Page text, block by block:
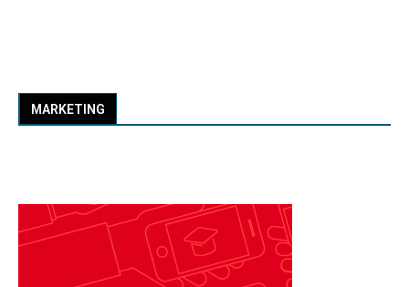
MARKETING